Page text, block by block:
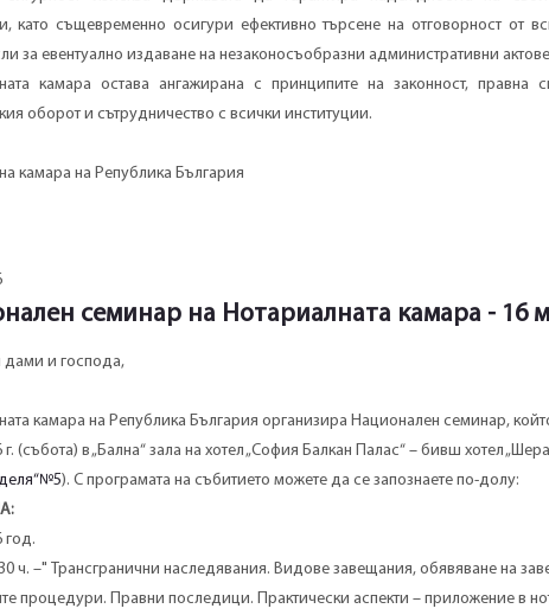
като същевременно осигури ефективно търсене на отговорност от
за евентуално издаване на незаконосъобразни административни
камара остава ангажирана с принципите на законност, правна
оборот и сътрудничество с всички институции.
камара на Република България
семинар на Нотариалната камара - 16
и господа,
камара на Република България организира Национален семинар,
г. (събота) в „Бална“ зала на хотел „София Балкан Палас“ – бивш хотел
). С програмата на събитието можете да се запознаете по-долу:
год.
ч. –" Трансгранични наследявания. Видове завещания, обявяване на
процедури. Правни последици. Практически аспекти – приложение в